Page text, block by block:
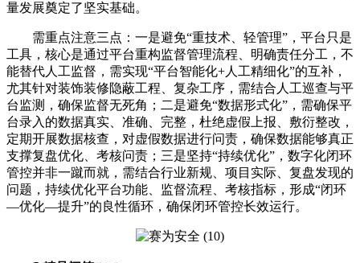
量发展奠定了坚实基础。
需重点注意三点：一是避免“重技术、轻管理”，平台只是
工具，核心是通过平台重构监督管理流程、明确责任分工，不
能替代人工监督，需实现“平台智能化+人工精细化”的互补，
尤其针对装饰装修隐蔽工程、复杂工序，需结合人工巡查与平
台监测，确保监督无死角；二是避免“数据形式化”，需确保平
台录入的数据真实、准确、完整，杜绝虚假上报、敷衍整改，
定期开展数据核查，对虚假数据进行问责，确保数据能够真正
支撑复盘优化、考核问责；三是坚持“持续优化”，数字化闭环
管控并非一蹴而就，需结合行业新规、项目实际、复盘发现的
问题，持续优化平台功能、监督流程、考核指标，形成“闭环
—优化—提升”的良性循环，确保闭环管控长效运行。